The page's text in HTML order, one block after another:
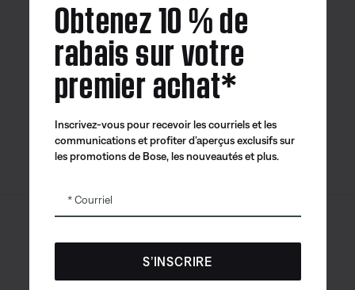
Bose
Bose Connect
Bose QCE
Mention juridique
Politique de confidentialité Accessibilité
Obtenez 10 % de
rabais sur votre
premier achat*
Inscrivez-vous pour recevoir les courriels et les
communications et profiter d’aperçus exclusifs sur
les promotions de Bose, les nouveautés et plus.
Courriel
S’INSCRIRE